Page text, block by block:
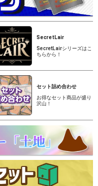
SecretLair
SecretLairシリーズはこ
ちらから！
セット詰め合わせ
お得なセット商品が盛り
沢山！